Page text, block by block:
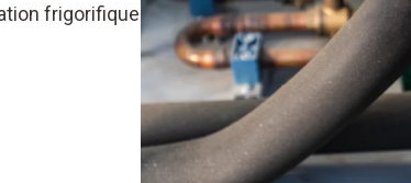
frigorifique